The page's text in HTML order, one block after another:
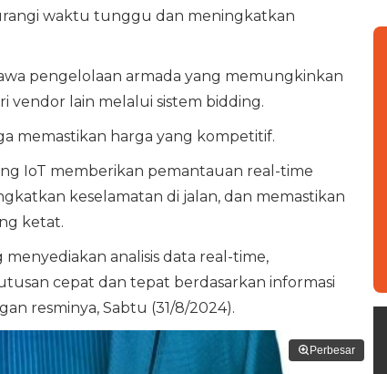
waktu tunggu dan meningkatkan
pengelolaan armada yang memungkinkan
vendor lain melalui sistem bidding.
memastikan harga yang kompetitif.
IoT memberikan pemantauan real-time
keselamatan di jalan, dan memastikan
ketat.
analisis data real-time,
cepat dan tepat berdasarkan informasi
resminya, Sabtu (31/8/2024).
Perbesar